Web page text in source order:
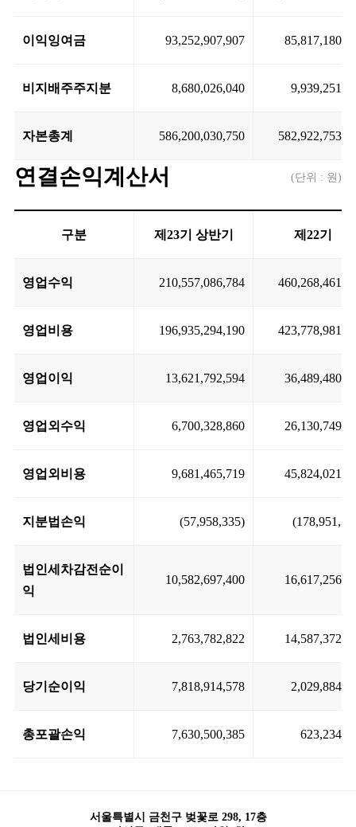
이익잉여금 93,252,907,907
비지배주주지분 8,680,026,040
자본총계 586,200,030,750
연결손익계산서 (단위 : 원)
구분 제23기 상반기 제22기
영업수익 210,557,086,784
영업비용 196,935,294,190
영업이익 13,621,792,594
영업외수익 6,700,328,860
영업외비용 9,681,465,719
지분법손익 (57,958,335)
법인세차감전순이
익
10,582,697,400
법인세비용 2,763,782,822
당기순이익 7,818,914,578
총포괄손익 7,630,500,385
서울특별시 금천구 벚꽃로 298, 17층